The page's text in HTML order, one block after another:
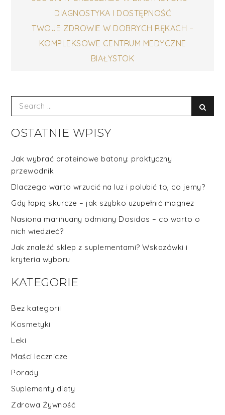
wpisu
DIAGNOSTYKA I DOSTĘPNOŚĆ
TWOJE ZDROWIE W DOBRYCH RĘKACH –
KOMPLEKSOWE CENTRUM MEDYCZNE
BIAŁYSTOK
Search
for:
OSTATNIE WPISY
Jak wybrać proteinowe batony: praktyczny
przewodnik
Dlaczego warto wrzucić na luz i polubić to, co jemy?
Gdy łapią skurcze – jak szybko uzupełnić magnez
Nasiona marihuany odmiany Dosidos – co warto o
nich wiedzieć?
Jak znaleźć sklep z suplementami? Wskazówki i
kryteria wyboru
KATEGORIE
Bez kategorii
Kosmetyki
Leki
Maści lecznicze
Porady
Suplementy diety
Zdrowa Żywność